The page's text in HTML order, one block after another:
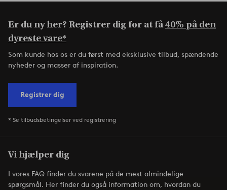
Er du ny her? Registrer dig for at få40% på den
dyreste vare*
Som kunde hos os er du først med eksklusive tilbud, spændende
nyheder og masser af inspiration.
Registrer dig
* Se tilbudsbetingelser ved registrering
Vi hjælper dig
I vores FAQ finder du svarene på de mest almindelige
spørgsmål. Her finder du også information om, hvordan du